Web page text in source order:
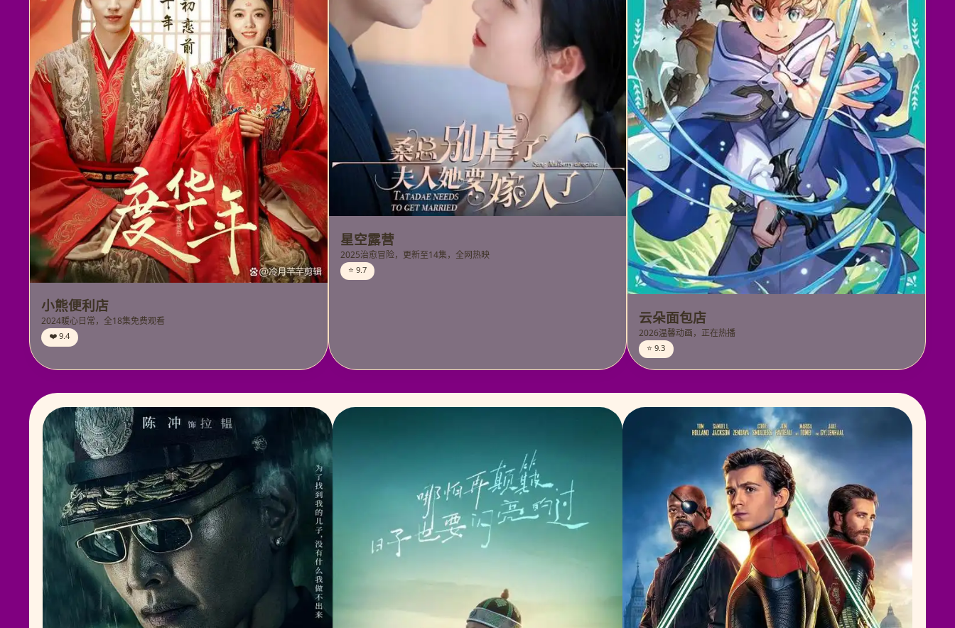
小熊便利店
2024暖心日常，全18集免费观看
❤️ 9.4
星空露营
2025治愈冒险，更新至14集，全网热映
⭐ 9.7
云朵面包店
2026温馨动画，正在热播
⭐ 9.3